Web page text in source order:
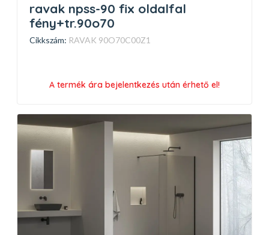
ravak npss-90 fix oldalfal
fény+tr.90o70
Cikkszám: RAVAK 90O70C00Z1
A termék ára bejelentkezés után érhető el!